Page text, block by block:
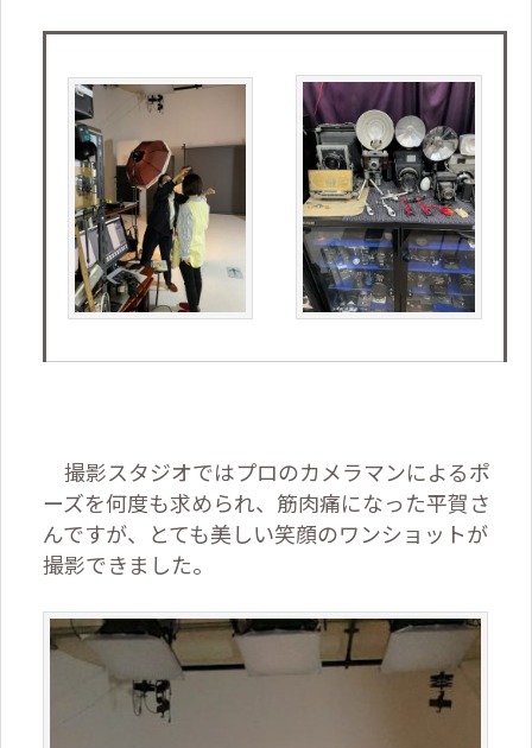
撮影スタジオではプロのカメラマンによるポ
ーズを何度も求められ、筋肉痛になった平賀さ
んですが、とても美しい笑顔のワンショットが
撮影できました。